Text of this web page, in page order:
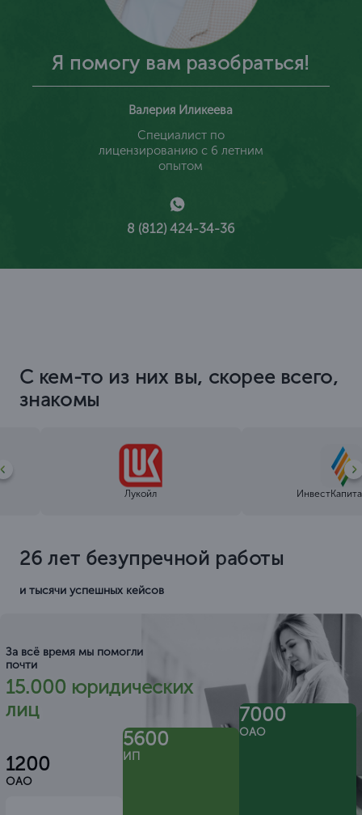
Я помогу вам разобраться!
Валерия Иликеева
Специалист по
лицензированию с 6 летним
опытом
8 (812) 424-34-36
С кем-то из них вы, скорее всего,
знакомы
Лукойл
26 лет безупречной работы
и тысячи успешных кейсов
За всё время мы помогли
почти
15.000 юридических
лиц
1200
ОАО
5600
ИП
7000
ОАО